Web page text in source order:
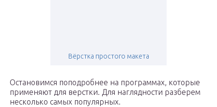
Вёрстка простого макета
Остановимся поподробнее на программах, которые
применяют для верстки. Для наглядности разберем
несколько самых популярных.